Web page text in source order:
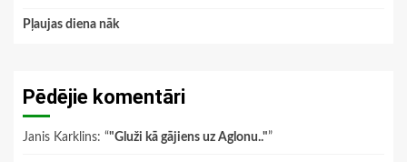
Pļaujas diena nāk
Pēdējie komentāri
Janis Karklins: “"Gluži kā gājiens uz Aglonu.."”